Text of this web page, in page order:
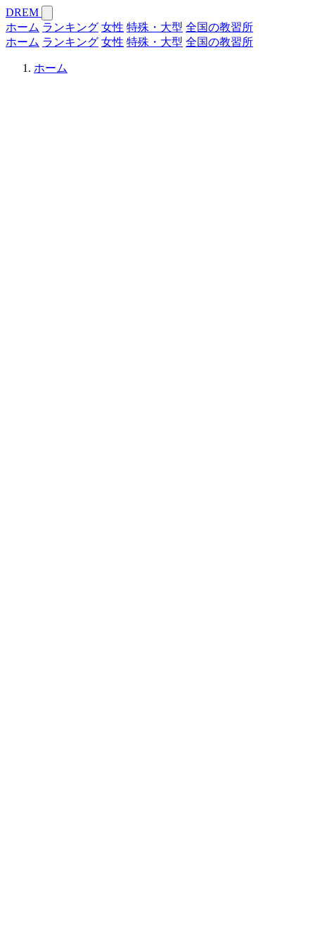
DREM
ホーム ランキング 女性 特殊・大型 全国の教習所
ホーム ランキング 女性 特殊・大型 全国の教習所
ホーム